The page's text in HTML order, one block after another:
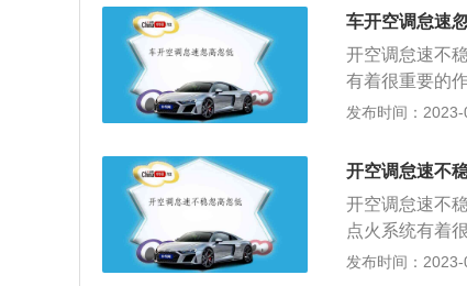
置发动机控制
同理，因为无
稳；解决办法
当空调不工作
载。空调压缩
机产生积碳严
多时，冷启动
造成突然熄火
过多或者点火
车开空调怠速
开空调怠速不
有着很重要的
调时有怠速忽
要及时进行检
调间接性工作
修；4、发动
信号，控制单
力，在转速降
发布时间：
开空调怠速不
开空调怠速不
点火系统有着
易在开空调时
发布时间：